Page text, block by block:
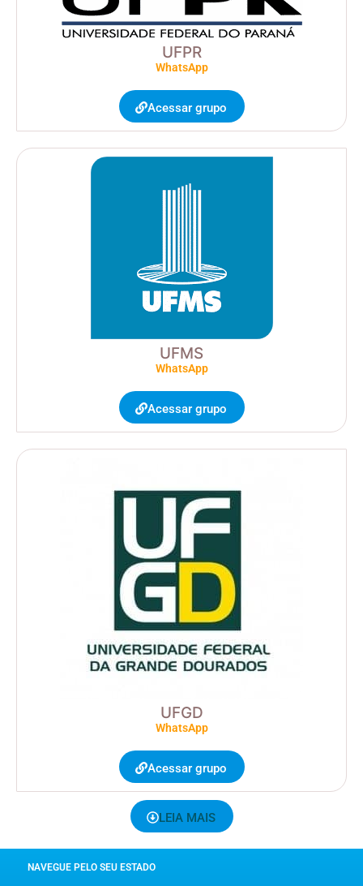
UFPR
WhatsApp
Acessar grupo
UFMS
WhatsApp
Acessar grupo
UFGD
WhatsApp
Acessar grupo
LEIA MAIS
NAVEGUE PELO SEU ESTADO